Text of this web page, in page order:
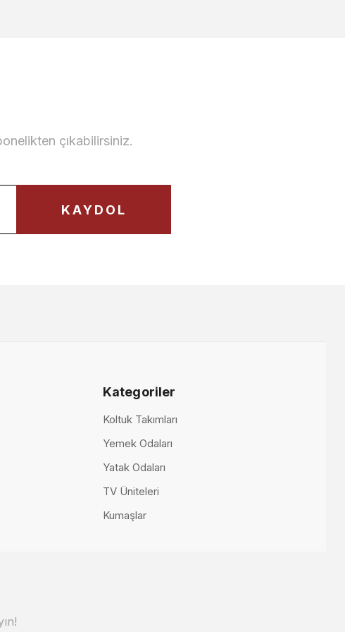
TV Ünitesi Alt Blok
çıkabilirsiniz.
KAYDOL
Kategoriler
Koltuk Takımları
Yemek Odaları
Yatak Odaları
TV Üniteleri
Kumaşlar